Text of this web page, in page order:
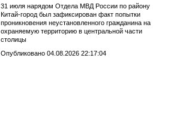
31 июля нарядом Отдела МВД России по району
Китай-город был зафиксирован факт попытки
проникновения неустановленного гражданина на
охраняемую территорию в центральной части
столицы
Опубликовано 04.08.2026 22:17:04